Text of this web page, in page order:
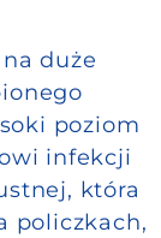
duże
poziom
infekcji
która
policzkach,